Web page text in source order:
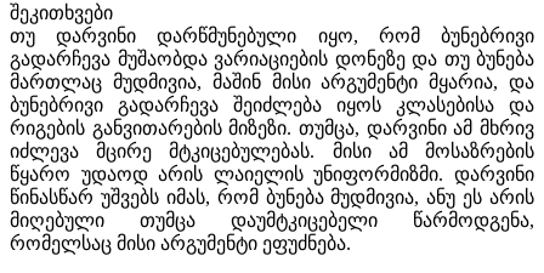
შეკითხვები
თუ დარვინი დარწმუნებული იყო, რომ ბუნებრივი
გადარჩევა მუშაობდა ვარიაციების დონეზე და თუ ბუნება
მართლაც მუდმივია, მაშინ მისი არგუმენტი მყარია, და
ბუნებრივი გადარჩევა შეიძლება იყოს კლასებისა და
რიგების განვითარების მიზეზი. თუმცა, დარვინი ამ მხრივ
იძლევა მცირე მტკიცებულებას. მისი ამ მოსაზრების
წყარო უდაოდ არის ლაიელის უნიფორმიზმი. დარვინი
წინასწარ უშვებს იმას, რომ ბუნება მუდმივია, ანუ ეს არის
მიღებული თუმცა დაუმტკიცებელი წარმოდგენა,
რომელსაც მისი არგუმენტი ეფუძნება.